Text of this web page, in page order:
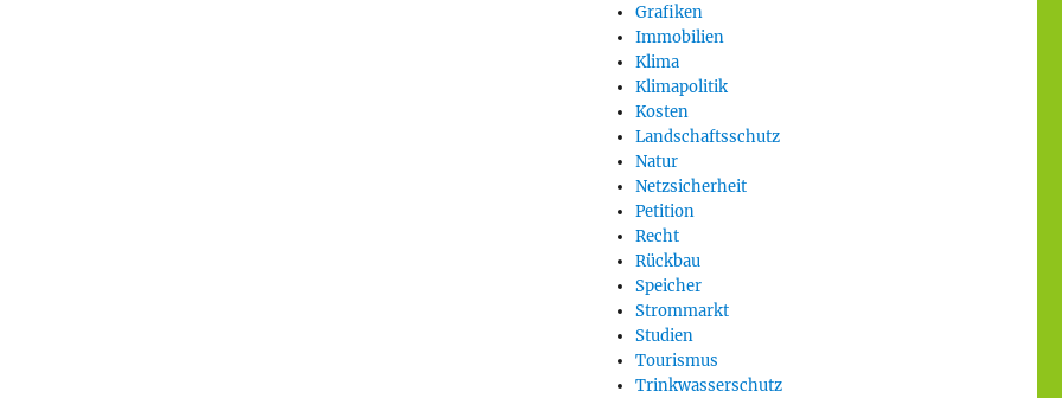
Grafiken
Immobilien
Klima
Klimapolitik
Kosten
Landschaftsschutz
Natur
Netzsicherheit
Petition
Recht
Rückbau
Speicher
Strommarkt
Studien
Tourismus
Trinkwasserschutz